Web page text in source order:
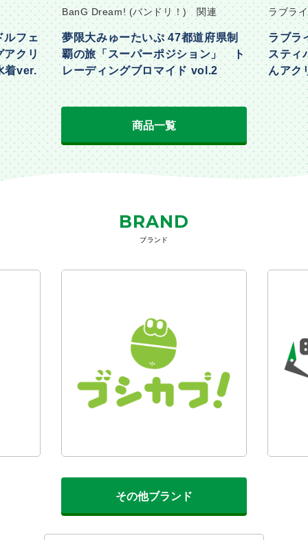
県制
」 ト
ラブライブ！ 関連
ラブライブ！スクールアイドルフェ
スティバル トレーディングきらり
んアクリルキーホルダー μ’s 動物編
Part2ver.
るろう
TVア
浪漫
ブロッ
商品一覧
BRAND
ブランド
その他ブランド